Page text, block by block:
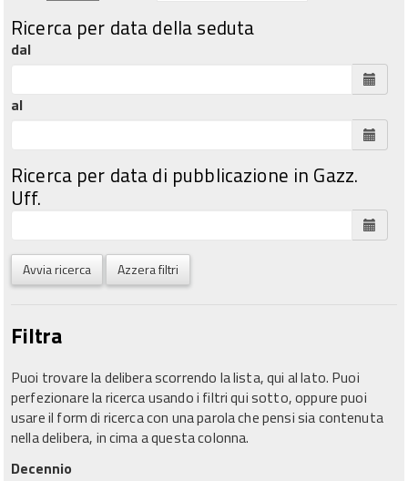
Ricerca per data della seduta
dal
al
Ricerca per data di pubblicazione in Gazz.
Uff.
Avvia ricerca Azzera filtri
Filtra
Puoi trovare la delibera scorrendo la lista, qui al lato. Puoi
perfezionare la ricerca usando i filtri qui sotto, oppure puoi
usare il form di ricerca con una parola che pensi sia contenuta
nella delibera, in cima a questa colonna.
Decennio